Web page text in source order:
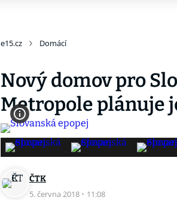
e15.cz Domácí
Nový domov pro
Metropole plánuje
ČTK
5. června 2018 · 11:08